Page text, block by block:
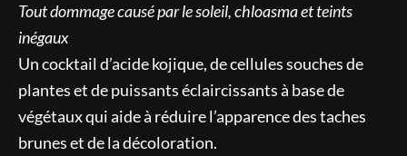
Tout dommage causé par le soleil, chloasma et teints
inégaux
Un cocktail d’acide kojique, de cellules souches de
plantes et de puissants éclaircissants à base de
végétaux qui aide à réduire l’apparence des taches
brunes et de la décoloration.